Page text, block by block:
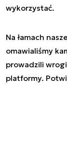
wykorzystać.
Na łamach
omawialiśmy
prowadzili
platformy.